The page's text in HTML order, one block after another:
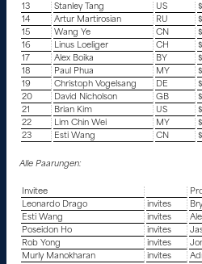
13
Stanley Tang US
14
Artur Martirosian RU
15
Wang Ye CN
16
Linus Loeliger CH
17
Alex Boika BY
18
Paul Phua MY
19
Christoph Vogelsang DE
20
David Nicholson GB
21
Brian Kim US
22
Lim Chin Wei MY
23
Esti Wang CN
Alle Paarungen:
Invitee
Leonardo Drago
invites
Esti Wang
invites
Poseidon Ho
invites
Rob Yong
invites
Murly Manokharan
invites